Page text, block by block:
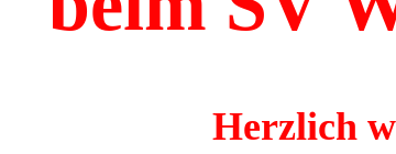
Herzlich